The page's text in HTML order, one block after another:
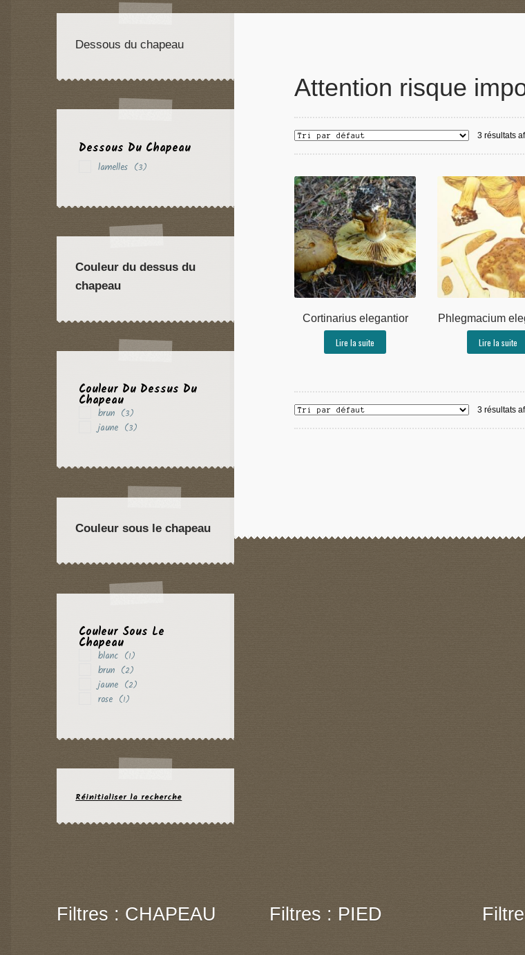
Attention risque
3 résultats
Cortinarius elegantior
Lire la suite
Phlegmacium
Lire la suite
3 résultats
Dessous du chapeau
Dessous Du Chapeau
lamelles (3)
Couleur du dessus du
chapeau
Couleur Du Dessus Du
Chapeau
brun (3)
jaune (3)
Couleur sous le chapeau
Couleur Sous Le
Chapeau
blanc (1)
brun (2)
jaune (2)
rose (1)
Réinitialiser la recherche
Filtres : CHAPEAU Filtres : PIED